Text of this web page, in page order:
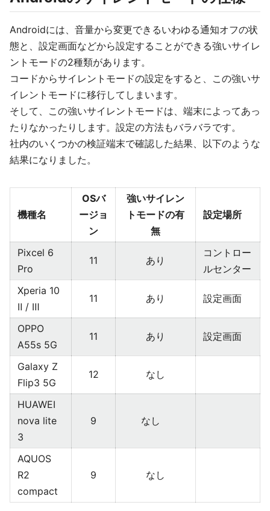
Androidには、音量から変更できるいわゆる通知オフの状
態と、設定画面などから設定することができる強いサイレ
ントモードの2種類があります。
コードからサイレントモードの設定をすると、この強いサ
イレントモードに移行してしまいます。
そして、この強いサイレントモードは、端末によってあっ
たりなかったりします。設定の方法もバラバラです。
社内のいくつかの検証端末で確認した結果、以下のような
結果になりました。
機種名
OSバ
ージョ
ン
強いサイレン
トモードの有
無
設定場所
Pixcel 6
Pro
11 あり
コントロー
ルセンター
Xperia 10
Ⅱ / Ⅲ
11 あり 設定画面
OPPO
A55s 5G
11 あり 設定画面
Galaxy Z
Flip3 5G
12 なし
HUAWEI
nova lite
3
9 なし
AQUOS
R2
compact
9 なし